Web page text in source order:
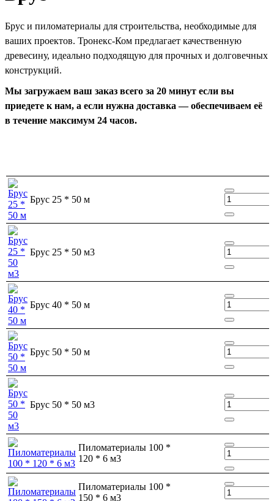
Брус и пиломатериалы для строительства, необходимые для
ваших проектов. Тронекс-Ком предлагает качественную
древесину, идеально подходящую для прочных и долговечных
конструкций.
Мы загружаем ваш заказ всего за 20 минут если вы
приедете к нам, а если нужна доставка — обеспечиваем её
в течение максимум 24 часов.
Брус 25 * 50 м
Брус 25 * 50 м3
Брус 40 * 50 м
Брус 50 * 50 м
Брус 50 * 50 м3
Пиломатериалы 100 *
120 * 6 м3
Пиломатериалы 100 *
150 * 6 м3